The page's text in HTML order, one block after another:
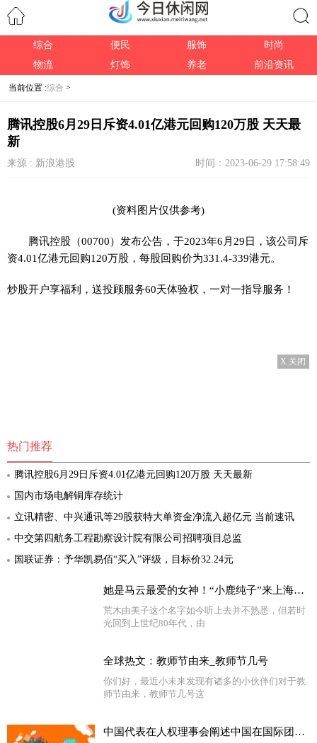
综合 便民 服饰
时尚
物流
灯饰 养老 前沿资讯
当前位置 :综合 >
腾讯控股6月29日斥资4.01亿港元回购120万股 天天最
新
来源 : 新浪港股 时间：2023-06-29 17:58:49
(资料图片仅供参考)
腾讯控股（00700）发布公告，于2023年6月29日，该公司斥
资4.01亿港元回购120万股，每股回购价为331.4-339港元。
炒股开户享福利，送投顾服务60天体验权，一对一指导服务！
X 关闭
热门推荐
腾讯控股6月29日斥资4.01亿港元回购120万股 天天最新
国内市场电解铜库存统计
立讯精密、中兴通讯等29股获特大单资金净流入超亿元 当前速讯
中交第四航务工程勘察设计院有限公司招聘项目总监
国联证券：予华凯易佰“买入”评级，目标价32.24元
她是马云最爱的女神！“小鹿纯子”来上海啦！我的童年DNA动了！ 世界观察
荒木由美子这个名字如今听上去并不熟悉，但若时
光回到上世纪80年代，由
全球热文：教师节由来_教师节几号
你们好，最近小未来发现有诸多的小伙伴们对于教
师节由来，教师节几号这
中国代表在人权理事会阐述中国在国际团结问题上立场|环球今日报